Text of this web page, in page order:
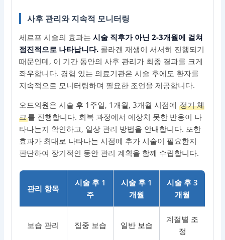
사후 관리와 지속적 모니터링
세르프 시술의 효과는시술 직후가 아닌 2-3개월에 걸쳐
점진적으로 나타납니다. 콜라겐 재생이 서서히 진행되기
때문인데, 이 기간 동안의 사후 관리가 최종 결과를 크게
좌우합니다. 경험 있는 의료기관은 시술 후에도 환자를
지속적으로 모니터링하며 필요한 조언을 제공합니다.
오드의원은 시술 후 1주일, 1개월, 3개월 시점에정기 체
크를 진행합니다. 회복 과정에서 예상치 못한 반응이 나
타나는지 확인하고, 일상 관리 방법을 안내합니다. 또한
효과가 최대로 나타나는 시점에 추가 시술이 필요한지
판단하여 장기적인 동안 관리 계획을 함께 수립합니다.
관리 항목
시술 후 1
주
시술 후 1
개월
시술 후 3
개월
보습 관리 집중 보습 일반 보습
계절별 조
정